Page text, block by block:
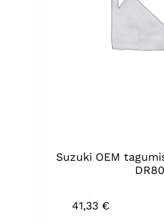
Suzuki OEM
41,33 €